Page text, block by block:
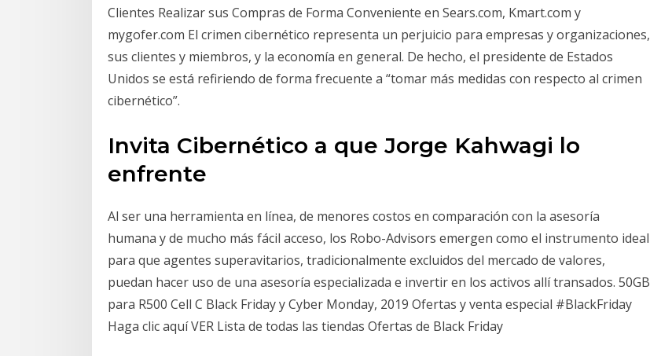
Clientes Realizar sus Compras de Forma Conveniente en Sears.com, Kmart.com y
mygofer.com El crimen cibernético representa un perjuicio para empresas y organizaciones,
sus clientes y miembros, y la economía en general. De hecho, el presidente de Estados
Unidos se está refiriendo de forma frecuente a “tomar más medidas con respecto al crimen
cibernético”.
Invita Cibernético a que Jorge Kahwagi lo
enfrente
Al ser una herramienta en línea, de menores costos en comparación con la asesoría
humana y de mucho más fácil acceso, los Robo-Advisors emergen como el instrumento ideal
para que agentes superavitarios, tradicionalmente excluidos del mercado de valores,
puedan hacer uso de una asesoría especializada e invertir en los activos allí transados. 50GB
para R500 Cell C Black Friday y Cyber Monday, 2019 Ofertas y venta especial #BlackFriday
Haga clic aquí VER Lista de todas las tiendas Ofertas de Black Friday